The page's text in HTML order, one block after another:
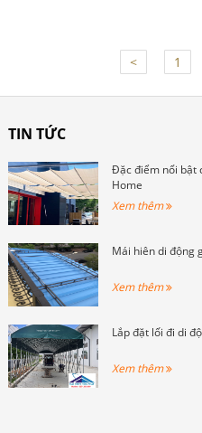
< 1
TIN TỨC
Đặc điểm nổi bật
Home
Xem thêm
Mái hiên di động
Xem thêm
Lắp đặt lối đi di
Xem thêm